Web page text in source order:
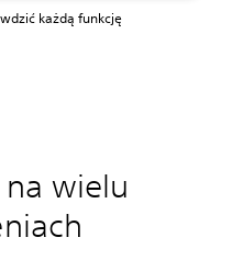
każdą funkcję
na wielu